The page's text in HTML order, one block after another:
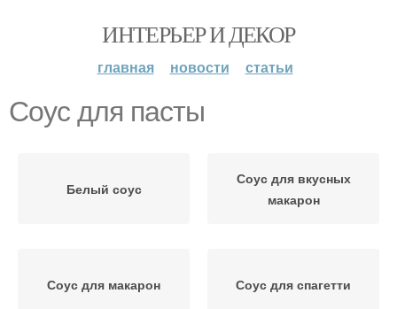
ИНТЕРЬЕР И ДЕКОР
главная новости статьи
Соус для пасты
Белый соус
Соус для вкусных
макарон
Соус для макарон Соус для спагетти